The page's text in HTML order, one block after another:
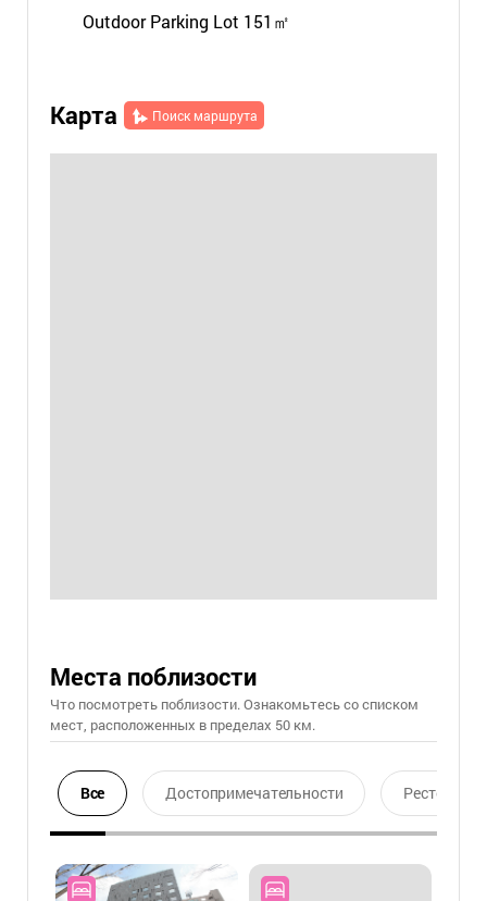
Outdoor Parking Lot 151㎡
Карта Поиск маршрута
Места поблизости
Что посмотреть поблизости. Ознакомьтесь со списком
мест, расположенных в пределах 50 км.
Все Достопримечательности Ресторан